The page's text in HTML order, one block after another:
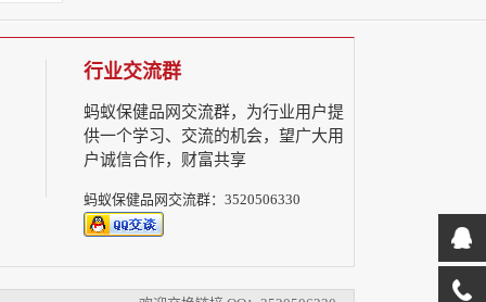
行业交流群
蚂蚁保健品网交流群，为行业用户提
供一个学习、交流的机会，望广大用
户诚信合作，财富共享
蚂蚁保健品网交流群：3520506330